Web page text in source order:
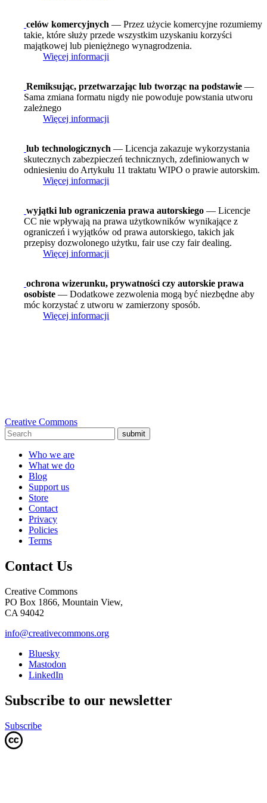
celów komercyjnych — Przez użycie komercyjne rozumiemy
takie, które służy przede wszystkim uzyskaniu korzyści
majątkowej lub pieniężnego wynagrodzenia.
Więcej informacji
Remiksując, przetwarzając lub tworząc na podstawie —
Sama zmiana formatu nigdy nie powoduje powstania utworu
zależnego
Więcej informacji
lub technologicznych — Licencja zakazuje wykorzystania
skutecznych zabezpieczeń technicznych, zdefiniowanych w
odniesieniu do Artykułu 11 traktatu WIPO o prawie autorskim.
Więcej informacji
wyjątki lub ograniczenia prawa autorskiego — Licencje
CC nie wpływają na prawa użytkowników wynikające z
ograniczeń i wyjątków od prawa autorskiego, takich jak
przepisy dozwolonego użytku, fair use czy fair dealing.
Więcej informacji
ochrona wizerunku, prywatności czy autorskie prawa
osobiste — Dodatkowe zezwolenia mogą być niezbędne aby
móc korzystać z utworu w zamierzony sposób.
Więcej informacji
Creative Commons
submit
Who we are
What we do
Blog
Support us
Store
Contact
Privacy
Policies
Terms
Contact Us
Creative Commons
PO Box 1866, Mountain View,
CA 94042
info@creativecommons.org
Bluesky
Mastodon
LinkedIn
Subscribe to our newsletter
Subscribe